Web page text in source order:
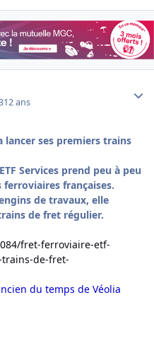
12 ans
lancer ses premiers trains
Services prend peu à peu
ferroviaires françaises.
de travaux, elle
de fret régulier.
fret-ferroviaire-etf-
trains-de-fret-
du temps de Véolia